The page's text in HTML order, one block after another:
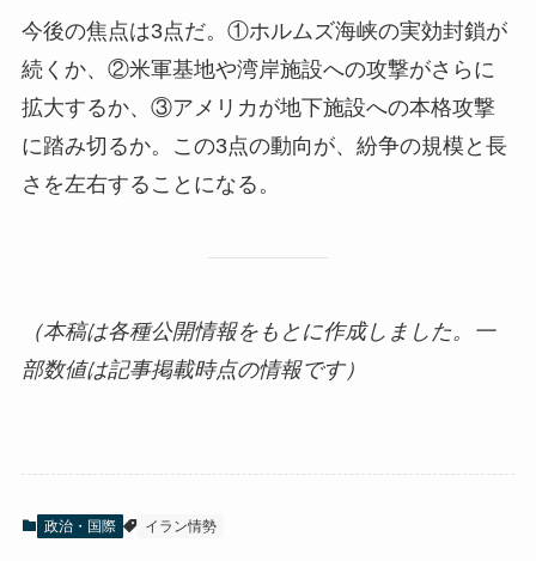
今後の焦点は3点だ。①ホルムズ海峡の実効封鎖が
続くか、②米軍基地や湾岸施設への攻撃がさらに
拡大するか、③アメリカが地下施設への本格攻撃
に踏み切るか。この3点の動向が、紛争の規模と長
さを左右することになる。
（本稿は各種公開情報をもとに作成しました。一
部数値は記事掲載時点の情報です）
政治・国際 イラン情勢